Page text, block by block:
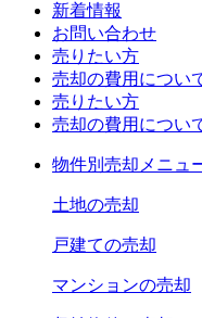
新着情報
お問い合わせ
売りたい方
売却の費用につい
売りたい方
売却の費用につい
物件別売却メニュ
土地の売却
戸建ての売却
マンションの売却